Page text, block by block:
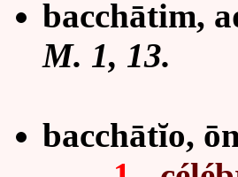
bacchātim,
M. 1, 13.
bacchātĭo,